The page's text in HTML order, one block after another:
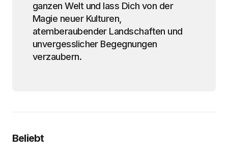
ganzen Welt und lass Dich von der
Magie neuer Kulturen,
atemberaubender Landschaften und
unvergesslicher Begegnungen
verzaubern.
Beliebt